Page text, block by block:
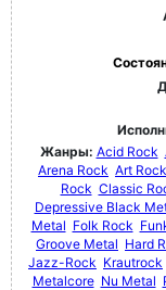
Жанры: Acid Rock
Arena Rock Art Rock
Rock Classic
Depressive Black
Metal Folk Rock
Groove Metal Hard
Jazz-Rock Krautrock
Metalcore Nu Metal